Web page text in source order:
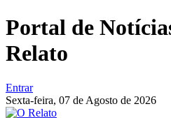
Portal de
Relato
Entrar
Sexta-feira, 07 de Agosto de 2026